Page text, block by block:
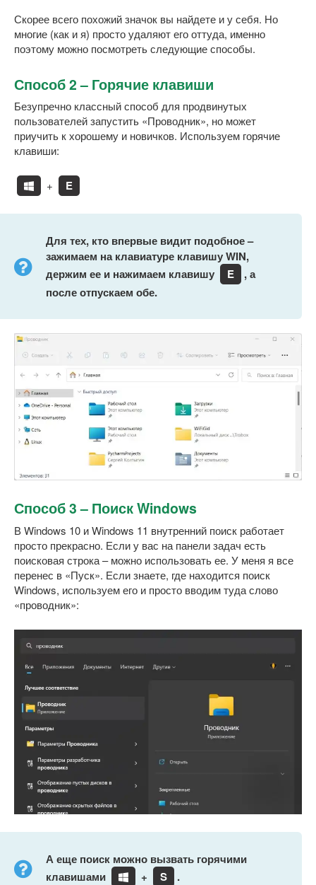
Скорее всего похожий значок вы найдете и у себя. Но
многие (как и я) просто удаляют его оттуда, именно
поэтому можно посмотреть следующие способы.
Способ 2 – Горячие клавиши
Безупречно классный способ для продвинутых
пользователей запустить «Проводник», но может
приучить к хорошему и новичков. Используем горячие
клавиши:
+ E
Для тех, кто впервые видит подобное –
зажимаем на клавиатуре клавишу WIN,
держим ее и нажимаем клавишу
E
, а
после отпускаем обе.
Способ 3 – Поиск Windows
В Windows 10 и Windows 11 внутренний поиск работает
просто прекрасно. Если у вас на панели задач есть
поисковая строка – можно использовать ее. У меня я все
перенес в «Пуск». Если знаете, где находится поиск
Windows, используем его и просто вводим туда слово
«проводник»:
А еще поиск можно вызвать горячими
клавишами
+ S .